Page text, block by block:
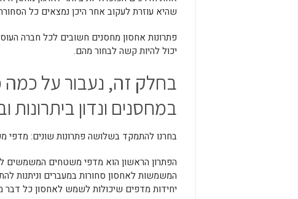
שהיא עוזרת לעקוב אחר היכן נמצאים כל
פתרונות אחסון מחסנים חשובים לכל חברה
יכול להיות קשה לבחור מהם.
בחלק זה, נעבור על כמה
במחסנים ונדון
בחרנו להתמקד בשלושה פתרונות שונים: מדפי
הפתרון הראשון הוא מדפי משטחים המשמשים
המשמשות לאחסון סחורות במעברים וניתנות
יחידות מדפים שיכולות לשמש לאחסון כל דבר